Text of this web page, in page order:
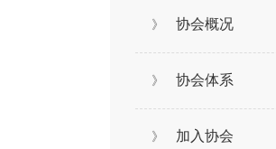
》 协会概况
》 协会体系
》 加入协会